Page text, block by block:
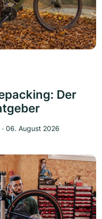
Der
‧ 06. August 2026